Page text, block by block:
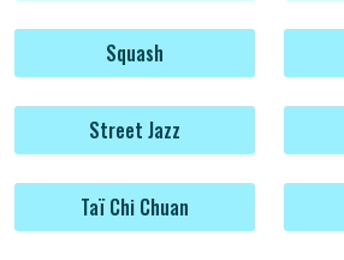
Squash
Street Jazz
Taï Chi Chuan